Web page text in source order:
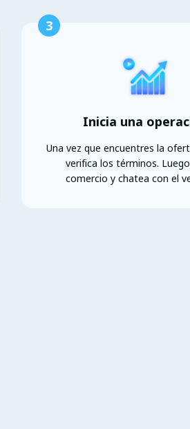
3
Inicia una
Una vez que encuentres la
verifica los términos.
comercio y chatea con el